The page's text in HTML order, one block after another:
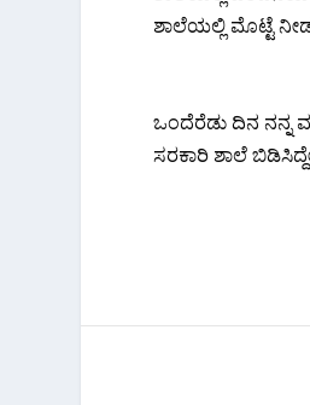
ಶಾಲೆಯಲ್ಲಿ ಮೊಟ್ಟೆ
ಒಂದೆರೆಡು ದಿನ ನನ್ನ
ಸರಕಾರಿ ಶಾಲೆ